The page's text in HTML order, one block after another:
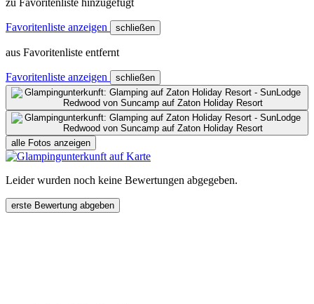
Favoritenliste anzeigen schließen
aus Favoritenliste entfernt
Favoritenliste anzeigen schließen
alle Fotos anzeigen
Leider wurden noch keine Bewertungen abgegeben.
erste Bewertung abgeben